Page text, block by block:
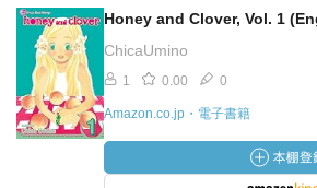
Honey and Clover, Vol. 1
ChicaUmino
1 0.00 0
Amazon.co.jp・電子書籍